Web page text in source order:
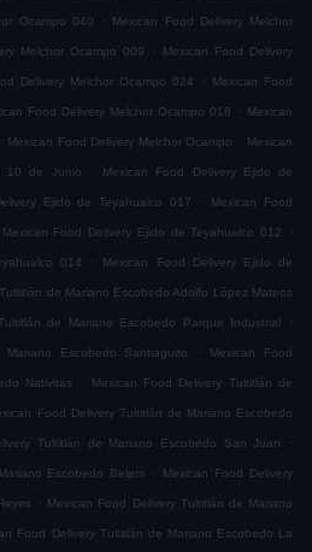
Ocampo 040 . Mexican Food Delivery Melchor
Melchor Ocampo 009 . Mexican Food Delivery
Delivery Melchor Ocampo 024 . Mexican Food
Food Delivery Melchor Ocampo 018 . Mexican
. Mexican Food Delivery Melchor Ocampo . Mexican
10 de Junio . Mexican Food Delivery Ejido de
Ejido de Teyahualco 017 . Mexican Food
Mexican Food Delivery Ejido de Teyahualco 012 .
014 . Mexican Food Delivery Ejido de
de Mariano Escobedo Adolfo López Mateos
de Mariano Escobedo Parque Industrial .
Escobedo Santiaguito . Mexican Food
Nativitas . Mexican Food Delivery Tultitlán de
Food Delivery Tultitlán de Mariano Escobedo
Tultitlán de Mariano Escobedo San Juan .
Escobedo Belem . Mexican Food Delivery
. Mexican Food Delivery Tultitlán de Mariano
Food Delivery Tultitlán de Mariano Escobedo La